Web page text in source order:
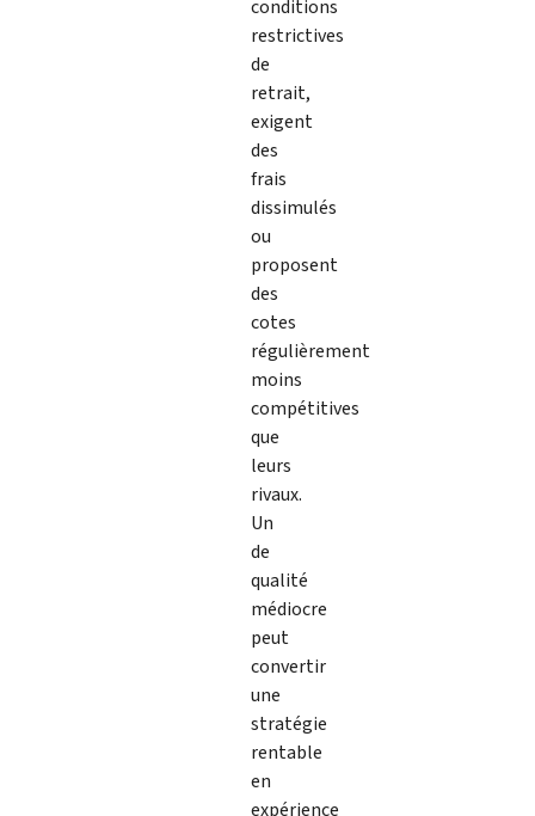
conditions
restrictives
de
retrait,
exigent
des
frais
dissimulés
ou
proposent
des
cotes
régulièrement
moins
compétitives
que
leurs
rivaux.
Un
de
qualité
médiocre
peut
convertir
une
stratégie
rentable
en
expérience